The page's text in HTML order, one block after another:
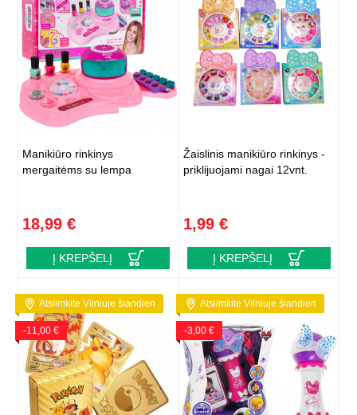
Manikiūro rinkinys
mergaitėms su lempa
18,99 €
Į KREPŠELĮ
Žaislinis manikiūro rinkinys -
priklijuojami nagai 12vnt.
1,99 €
Į KREPŠELĮ
Atsiimkite Vilniuje šiandien
-11,00 €
Atsiimkite Vilniuje šiandien
-3,00 €